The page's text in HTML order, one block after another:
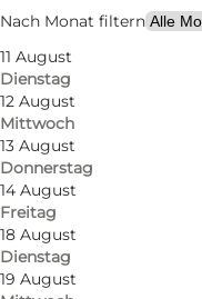
Nach Monat filtern
11 August
Dienstag
12 August
Mittwoch
13 August
Donnerstag
14 August
Freitag
18 August
Dienstag
19 August
Route anzeigen